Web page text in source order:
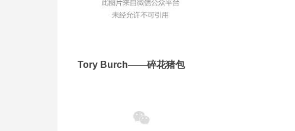
Tory Burch——碎花猪包